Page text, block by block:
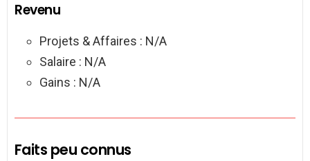
Revenu
Projets & Affaires : N/A
Salaire : N/A
Gains : N/A
Faits peu connus